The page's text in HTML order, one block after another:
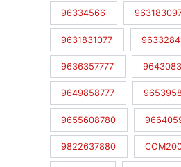
96334566
9631831077
9636357777
9649858777
9655608780
9822637880